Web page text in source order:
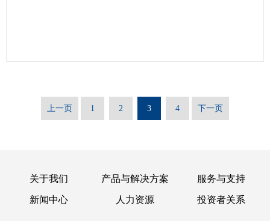
上一页 1 2 3 4 下一页
关于我们 产品与解决方案 服务与支持
新闻中心 人力资源 投资者关系